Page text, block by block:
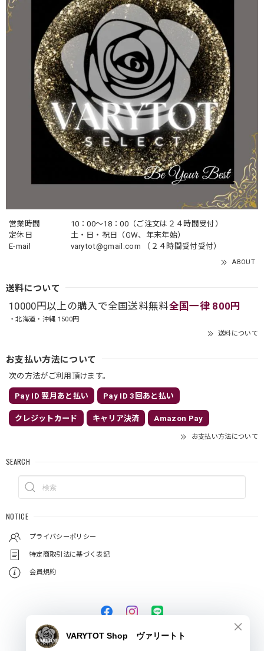
営業時間
10：00〜18：00（ご注文は２４時間受付）
定休日
土・日・祝日（GW、年末年始）
E-mail
varytot@gmail.com （２４時間受付受付）
ABOUT
送料について
10000円以上の購入で全国送料無料全国一律 800円
・北海道・沖縄 1500円
送料について
お支払い方法について
次の方法がご利用頂けます。
Pay ID 翌月あと払い Pay ID 3回あと払い
クレジットカード キャリア決済 Amazon Pay
お支払い方法について
SEARCH
NOTICE
プライバシーポリシー
特定商取引法に基づく表記
会員規約